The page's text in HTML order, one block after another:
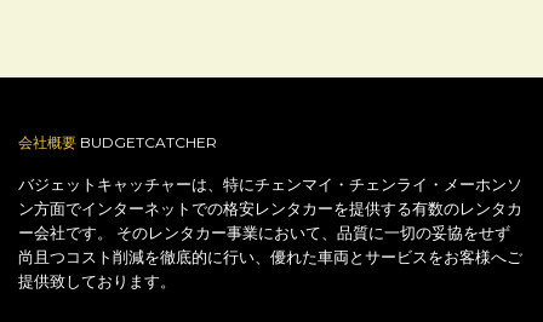
会社概要 BUDGETCATCHER
バジェットキャッチャーは、特にチェンマイ・チェンライ・メーホンソ
ン方面でインターネットでの格安レンタカーを提供する有数のレンタカ
ー会社です。 そのレンタカー事業において、品質に一切の妥協をせず
尚且つコスト削減を徹底的に行い、優れた車両とサービスをお客様へご
提供致しております。